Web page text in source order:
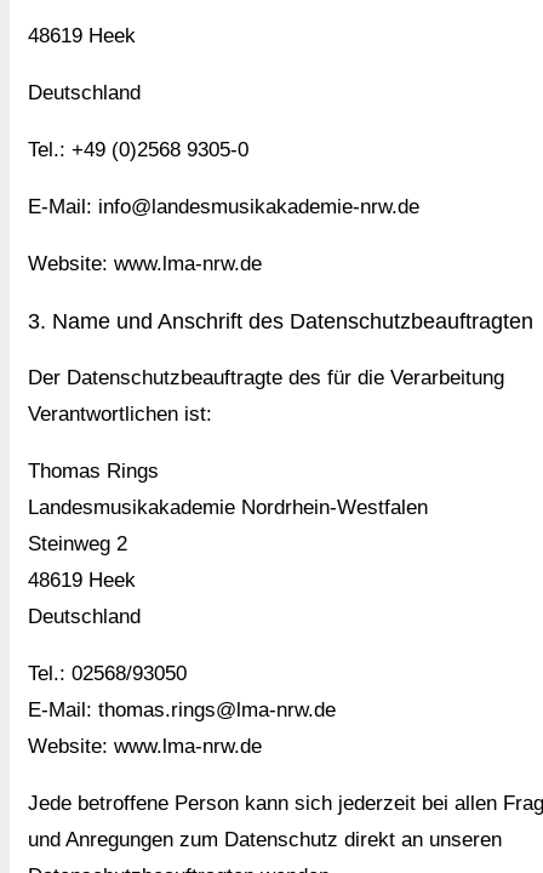
48619 Heek
Deutschland
Tel.: +49 (0)2568 9305-0
E-Mail: info@landesmusikakademie-nrw.de
Website: www.lma-nrw.de
3. Name und Anschrift des Datenschutzbeauftragten
Der Datenschutzbeauftragte des für die Verarbeitung
Verantwortlichen ist:
Thomas Rings
Landesmusikakademie Nordrhein-Westfalen
Steinweg 2
48619 Heek
Deutschland
Tel.: 02568/93050
E-Mail: thomas.rings@lma-nrw.de
Website: www.lma-nrw.de
Jede betroffene Person kann sich jederzeit bei allen
und Anregungen zum Datenschutz direkt an unseren